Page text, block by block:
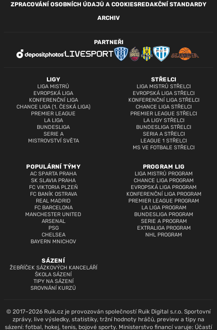
ZPRACOVÁNÍ OSOBNÍCH ÚDAJŮ A COOKIESREDAKČNÍ STANDARDY
ARCHIV
LIGY
LIGA MISTRŮ
EVROPSKÁ LIGA
KONFERENČNÍ LIGA
CHANCE LIGA (1. ČESKÁ LIGA)
PREMIER LEAGUE
LA LIGA
BUNDESLIGA
SERIE A
MISTROVSTVÍ SVĚTA
STŘELCI
LIGA MISTRŮ STŘELCI
EVROPSKÁ LIGA STŘELCI
KONFERENČNÍ LIGA STŘELCI
CHANCE LIGA STŘELCI
PREMIER LEAGUE STŘELCI
LA LIGY STŘELCI
BUNDESLIGA STŘELCI
SERIA A STŘELCI
LEAGUE 1 STŘELCI
MS VE FOTBALE STŘELCI
POPULÁRNÍ TÝMY
AC SPARTA PRAHA
SK SLAVIA PRAHA
FC VIKTORIA PLZEŇ
FC BANÍK OSTRAVA
REAL MADRID
FC BARCELONA
MANCHESTER UNITED
ARSENAL
PSG
CHELSEA
BAYERN MNICHOV
PROGRAM LIG
LIGA MISTRŮ PROGRAM
CHANCE LIGA PROGRAM
EVROPSKÁ LIGA PROGRAM
KONFERENČNÍ LIGA PROGRAM
PREMIER LEAGUE PROGRAM
LA LIGA PROGRAM
BUNDESLIGA PROGRAM
SERIE A PROGRAM
EXTRALIGA PROGRAM
NHL PROGRAM
SÁZENÍ
ŽEBŘÍČEK SÁZKOVÝCH KANCELÁŘÍ
ŠKOLA SÁZENÍ
TIPY NA SÁZENÍ
SROVNÁNÍ KURZŮ
PARTNEŘI
© 2017–2026 Ruik.cz je provozován společností Ruik Digital s.r.o. Sportovní
zprávy, live výsledky, statistiky, tržní hodnoty hráčů, preview a tipy na
sázení: fotbal, hokej, tenis, bojové sporty. Ministerstvo financí varuje: Účastí